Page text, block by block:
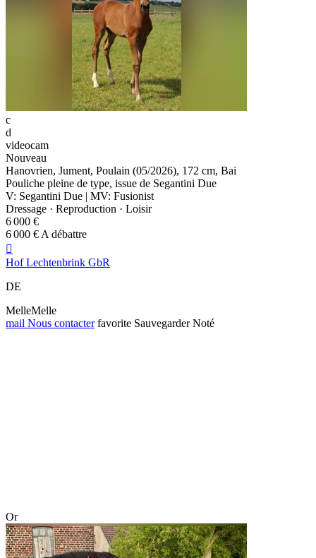
c
d
videocam
Nouveau
Hanovrien, Jument, Poulain (05/2026), 172 cm, Bai
Pouliche pleine de type, issue de Segantini Due
V: Segantini Due | MV: Fusionist
Dressage · Reproduction · Loisir
6 000 €
6 000 € A débattre

Hof Lechtenbrink GbR
DE
MelleMelle
mail Nous contacter favorite Sauvegarder Noté
Or